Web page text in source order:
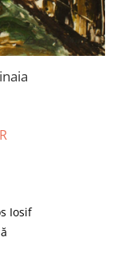
Iosif